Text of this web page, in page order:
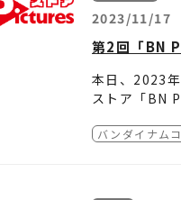
2023/11/17
第2回「BN
本日、2023
ストア「BN
バンダイナム